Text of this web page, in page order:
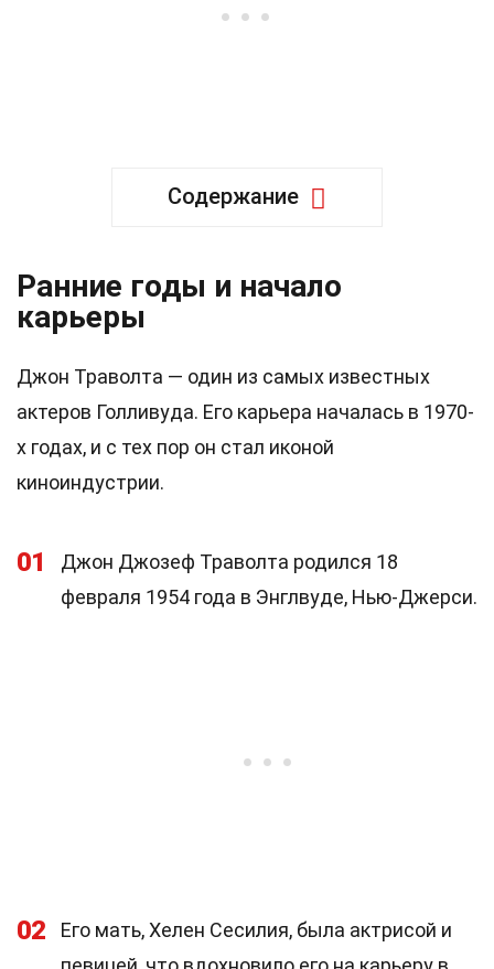
Содержание
Ранние годы и начало
карьеры
Джон Траволта — один из самых известных
актеров Голливуда. Его карьера началась в 1970-
х годах, и с тех пор он стал иконой
киноиндустрии.
01
Джон Джозеф Траволта родился 18
февраля 1954 года в Энглвуде, Нью-Джерси.
02
Его мать, Хелен Сесилия, была актрисой и